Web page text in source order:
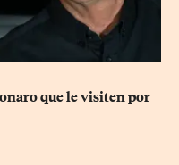
que le visiten por